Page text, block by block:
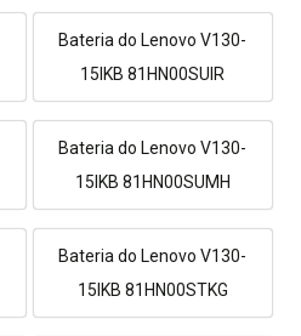
Bateria do Lenovo V130-
15IKB 81HN00SUIR
Bateria do Lenovo V130-
15IKB 81HN00SUMH
Bateria do Lenovo V130-
15IKB 81HN00STKG